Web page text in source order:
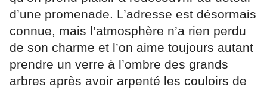
d’une promenade. L’adresse est désormais
connue, mais l’atmosphère n’a rien perdu
de son charme et l’on aime toujours autant
prendre un verre à l’ombre des grands
arbres après avoir arpenté les couloirs de